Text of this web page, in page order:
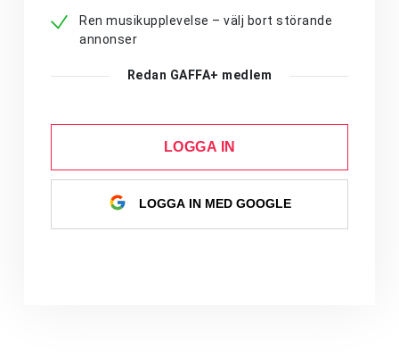
Ren musikupplevelse – välj bort störande
annonser
Redan GAFFA+ medlem
LOGGA IN
LOGGA IN MED GOOGLE